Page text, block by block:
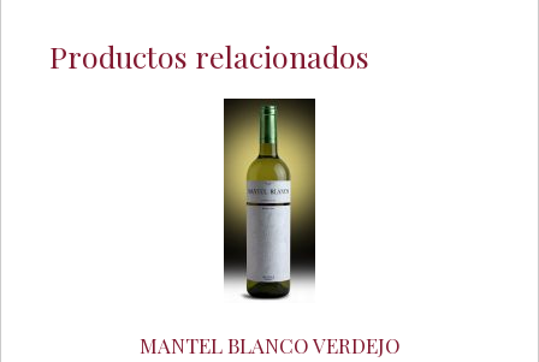
Productos relacionados
MANTEL BLANCO VERDEJO